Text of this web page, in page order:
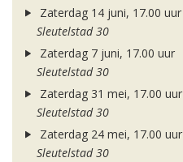
Zaterdag 14 juni, 17.00 uur
Sleutelstad 30
Zaterdag 7 juni, 17.00 uur
Sleutelstad 30
Zaterdag 31 mei, 17.00 uur
Sleutelstad 30
Zaterdag 24 mei, 17.00 uur
Sleutelstad 30